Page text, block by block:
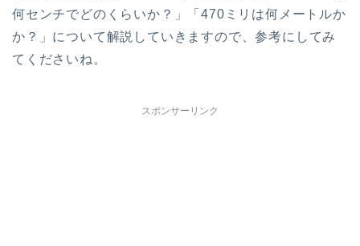
何センチでどのくらいか？」「470ミリは何メートルか
か？」について解説していきますので、参考にしてみ
てくださいね。
スポンサーリンク